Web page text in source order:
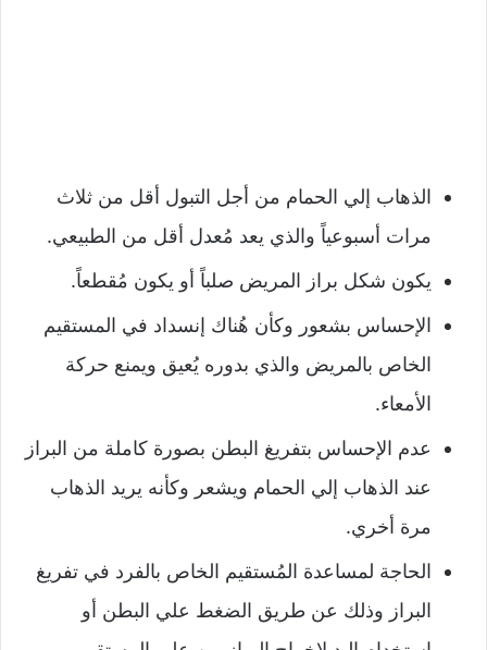
الذهاب إلي الحمام من أجل التبول أقل من ثلاث
مرات أسبوعياً والذي يعد مُعدل أقل من الطبيعي.
يكون شكل براز المريض صلباً أو يكون مُقطعاً.
الإحساس بشعور وكأن هُناك إنسداد في المستقيم
الخاص بالمريض والذي بدوره يُعيق ويمنع حركة
الأمعاء.
عدم الإحساس بتفريغ البطن بصورة كاملة من البراز
عند الذهاب إلي الحمام ويشعر وكأنه يريد الذهاب
مرة أخري.
الحاجة لمساعدة المُستقيم الخاص بالفرد في تفريغ
البراز وذلك عن طريق الضغط علي البطن أو